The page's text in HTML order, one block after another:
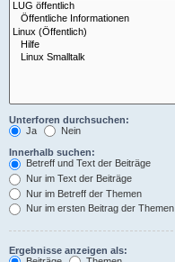
Unterforen durchsuchen:
Ja
Nein
Innerhalb suchen:
Betreff und Text der Beiträge
Nur im Text der Beiträge
Nur im Betreff der Themen
Nur im ersten Beitrag der Themen
Ergebnisse anzeigen als: